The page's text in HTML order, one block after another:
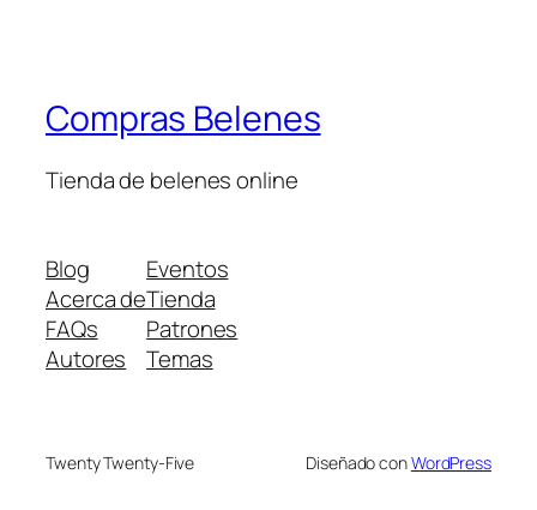
Compras Belenes
Tienda de belenes online
Blog
Acerca de
FAQs
Autores
Eventos
Tienda
Patrones
Temas
Twenty Twenty-Five Diseñado conWordPress